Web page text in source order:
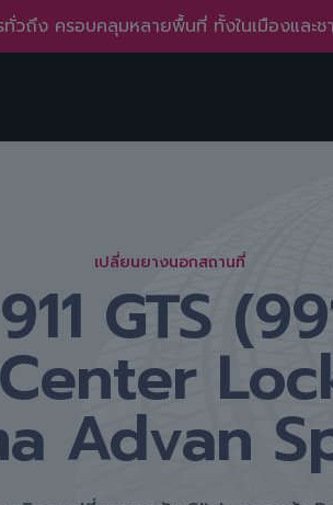
ทั่วถึง ครอบคลุมหลายพื้นที่ ทั้งในเมืองและช
เปลี่ยนยางนอกสถานที่
GTS
Advan